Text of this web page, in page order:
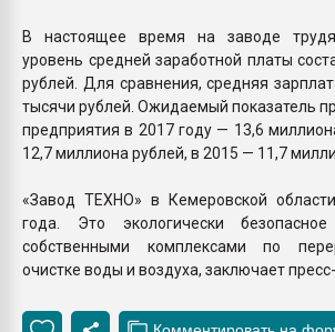
В настоящее время на заводе
уровень средней заработной платы
рублей. Для сравнения, средняя
тысячи рублей. Ожидаемый показатель
предприятия в 2017 году — 13,6
12,7 миллиона рублей, в 2015 — 11,7
«Завод ТЕХНО» в Кемеровской
года. Это экологически
собственными комплексами по
очистке воды и воздуха, заключает